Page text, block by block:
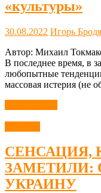
«культуры»
30.08.2022 Игорь
Автор: Михаил
В последнее время, в
любопытные
массовая истерия (не
СЕНСАЦИЯ,
ЗАМЕТИЛИ:
УКРАИНУ